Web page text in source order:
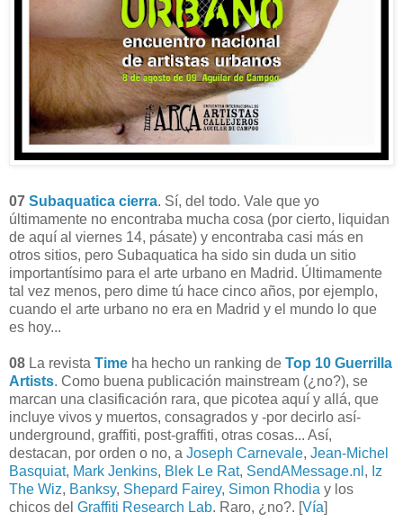
07 Subaquatica cierra. Sí, del todo. Vale que yo
últimamente no encontraba mucha cosa (por cierto, liquidan
de aquí al viernes 14, pásate) y encontraba casi más en
otros sitios, pero Subaquatica ha sido sin duda un sitio
importantísimo para el arte urbano en Madrid. Últimamente
tal vez menos, pero dime tú hace cinco años, por ejemplo,
cuando el arte urbano no era en Madrid y el mundo lo que
es hoy...
08 La revista Time ha hecho un ranking de Top 10 Guerrilla
Artists. Como buena publicación mainstream (¿no?), se
marcan una clasificación rara, que picotea aquí y allá, que
incluye vivos y muertos, consagrados y -por decirlo así-
underground, graffiti, post-graffiti, otras cosas... Así,
destacan, por orden o no, a Joseph Carnevale, Jean-Michel
Basquiat, Mark Jenkins, Blek Le Rat, SendAMessage.nl , Iz
The Wiz, Banksy, Shepard Fairey, Simon Rhodia y los
chicos del Graffiti Research Lab. Raro, ¿no?. [Vía]